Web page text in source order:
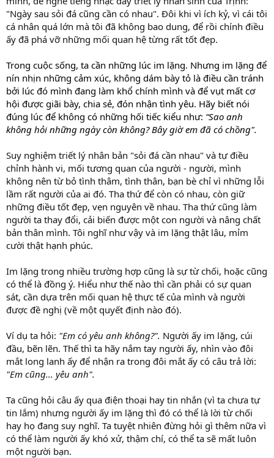
"Ngày sau sỏi đá cũng cần có nhau". Đôi khi vì ích kỷ, vì cái tôi
cá nhân quá lớn mà tôi đã không bao dung, để rồi chính điều
ấy đã phá vỡ những mối quan hệ từng rất tốt đẹp.
Trong cuộc sống, ta cần những lúc im lặng. Nhưng im lặng để
nín nhịn những cảm xúc, không dám bày tỏ là điều cần tránh
bởi lúc đó mình đang làm khổ chính mình và để vụt mất cơ
hội được giãi bày, chia sẻ, đón nhận tình yêu. Hãy biết nói
đúng lúc để không có những hối tiếc kiểu như: “Sao anh
không hỏi những ngày còn không? Bây giờ em đã có chồng".
Suy nghiệm triết lý nhân bản "sỏi đá cần nhau" và tự điều
chỉnh hành vi, mối tương quan của người - người, mình
không nên từ bỏ tình thâm, tình thân, bạn bè chỉ vì những lỗi
lầm rất người của ai đó. Tha thứ để còn có nhau, còn giữ
những điều tốt đẹp, vẹn nguyên về nhau. Tha thứ cũng làm
người ta thay đổi, cải biến được một con người và nâng chất
bản thân mình. Tôi nghĩ như vậy và im lặng thật lâu, mỉm
cười thật hạnh phúc.
Im lặng trong nhiều trường hợp cũng là sự từ chối, hoặc cũng
có thể là đồng ý. Hiểu như thế nào thì cần phải có sự quan
sát, cần dựa trên mối quan hệ thực tế của mình và người
được đề nghị (về một quyết định nào đó).
Ví dụ ta hỏi: "Em có yêu anh không?". Người ấy im lặng, cúi
đầu, bẽn lẽn. Thế thì ta hãy nắm tay người ấy, nhìn vào đôi
mắt long lanh ấy để nhận ra trong đôi mắt ấy có câu trả lời:
"Em cũng... yêu anh".
Ta cũng hỏi câu ấy qua điện thoại hay tin nhắn (vì ta chưa tự
tin lắm) nhưng người ấy im lặng thì đó có thể là lời từ chối
hay họ đang suy nghĩ. Ta tuyệt nhiên đừng hỏi gì thêm nữa vì
có thể làm người ấy khó xử, thậm chí, có thể ta sẽ mất luôn
một người bạn.